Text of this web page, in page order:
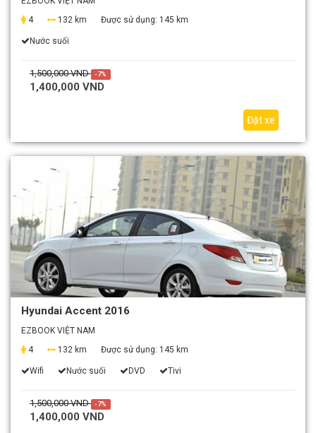
4
132 km Được sử dụng: 145 km
Nước suối
1,500,000 VND -7%
1,400,000 VND
Đặt xe
Hyundai Accent 2016
EZBOOK VIỆT NAM
4
132 km Được sử dụng: 145 km
Wifi Nước suối DVD Tivi
1,500,000 VND -7%
1,400,000 VND